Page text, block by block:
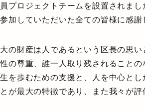
プロジェクトチームを設置されま
加していただいた全ての皆様に感謝
の財産は人であるという区長の思
の尊重、誰一人取り残されること
を歩むための支援と、人を中心と
が最大の特徴であり、また我々が評